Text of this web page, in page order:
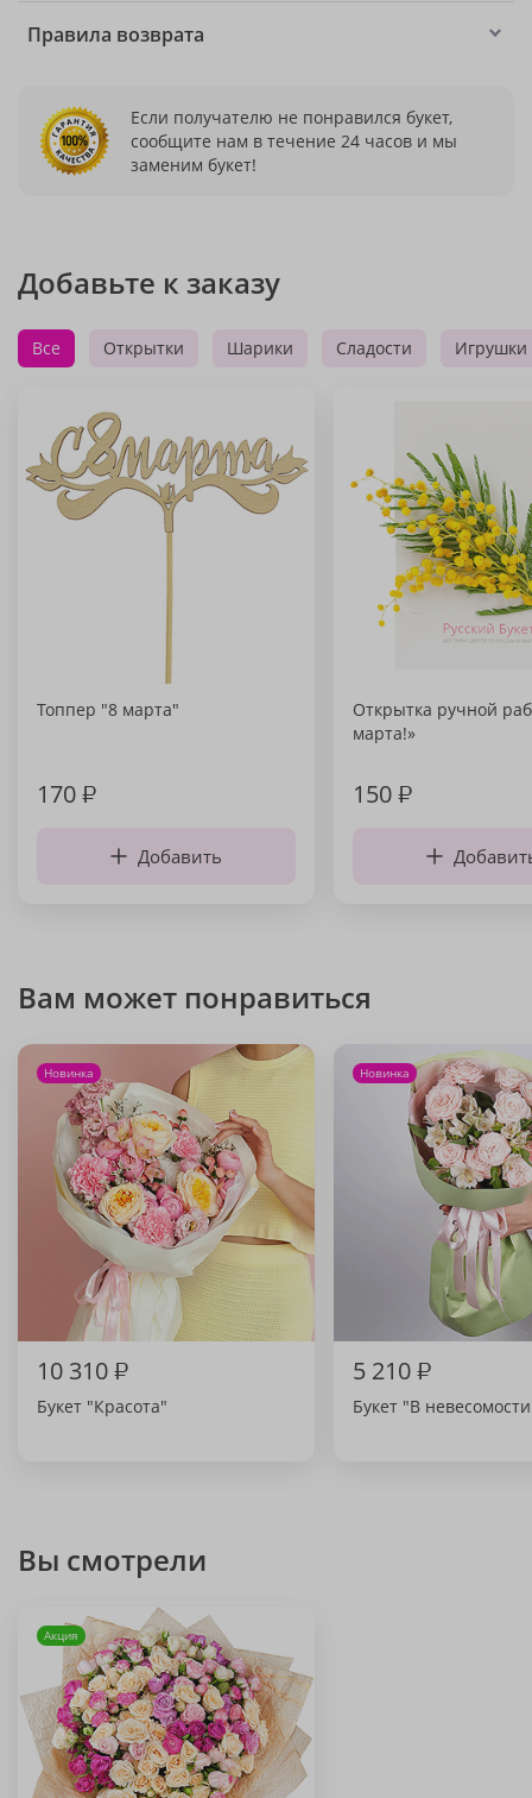
Правила возврата
Если получателю не понравился букет,
сообщите нам в течение 24 часов и мы
заменим букет!
Добавьте к заказу
Все Открытки Шарики Сладости Игрушки
Топпер "8 марта"
170₽
Добавить
Открытка ручной
марта!»
150₽
Вам может понравиться
Новинка
10 310₽
Букет "Красота"
Новинка
5 210₽
Букет "В
Вы смотрели
Акция